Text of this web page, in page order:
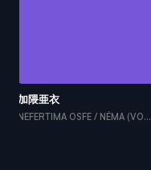
加隈亜衣
NEFERTIMA OSFE / NÉMA (VO...